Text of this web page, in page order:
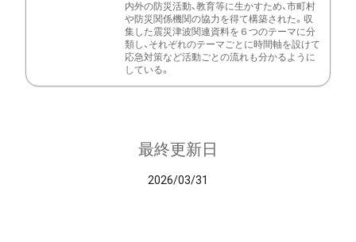
内外の防災活動、教育等に生かすため、市町村
や防災関係機関の協力を得て構築された。収
集した震災津波関連資料を６つのテーマに分
類し、それぞれのテーマごとに時間軸を設けて
応急対策など活動ごとの流れも分かるように
している。
最終更新日
2026/03/31